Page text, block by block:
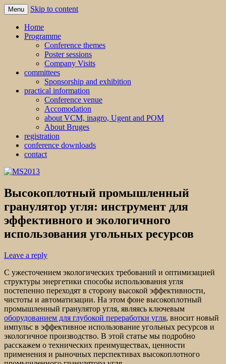
MS2013
Menu Skip to content
Home
Programme
Conference themes
Poster sessions
Company Visits
committees
Sponsorship and exhibition
practical information
Conference venue
Accomodation
about VCM, inagro, Ugent and POM
About Bruges
registration
conference downloads
contact
Высокоплотный промышленный
гранулятор угля: инструмент для
эффективного и экологичного
использования угольных ресурсов
Leave a reply
С ужесточением экологических требований и оптимизацией
структуры энергетики способы использования угля
постепенно переходят в сторону высокой эффективности,
чистоты и автоматизации. На этом фоне высокоплотный
промышленный гранулятор угля, являясь ключевым
оборудованием для глубокой переработки угля, вносит новый
импульс в эффективное использование угольных ресурсов и
экологичное производство. В этой статье мы подробно
расскажем о технических преимуществах, ценности
применения и рыночных перспективах высокоплотного